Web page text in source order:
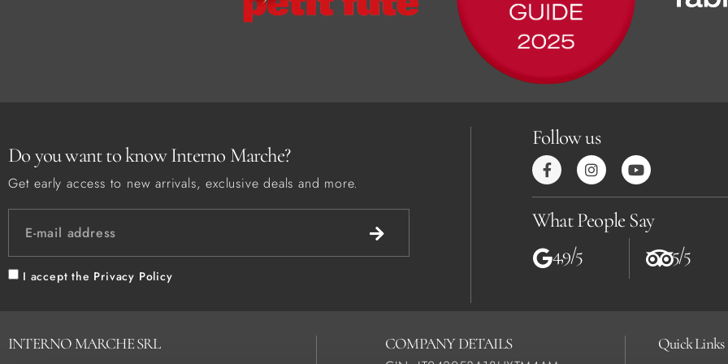
Do you want to know Interno Marche?
Get early access to new arrivals, exclusive deals and more.
I accept the Privacy Policy
Follow us
What People Say
4,9/5 5/5
INTERNO MARCHE SRL
COMPANY DETAILS
Quick Links